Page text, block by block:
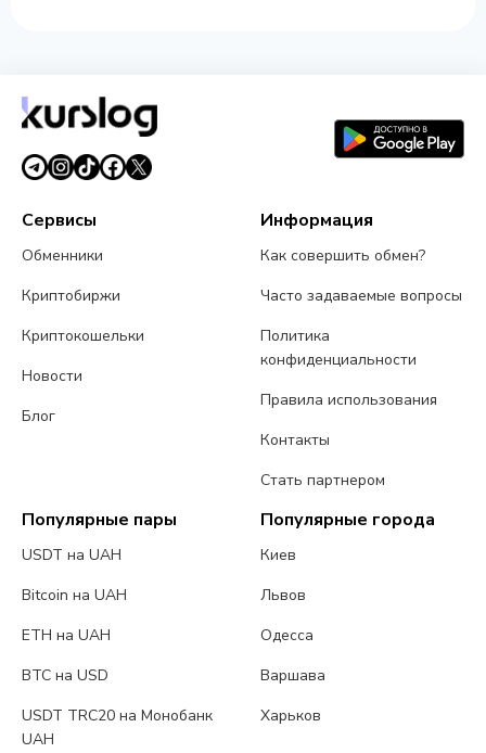
Сервисы
Обменники
Криптобиржи
Криптокошельки
Новости
Блог
Информация
Как совершить обмен?
Часто задаваемые вопросы
Политика
конфиденциальности
Правила использования
Контакты
Стать партнером
Популярные пары
USDT на UAH
Bitcoin на UAH
ETH на UAH
BTC на USD
USDT TRC20 на Монобанк
UAH
Популярные города
Киев
Львов
Одесса
Варшава
Харьков